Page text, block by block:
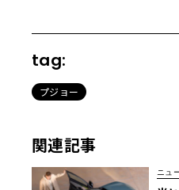
tag:
プジョー
関連記事
ニュ